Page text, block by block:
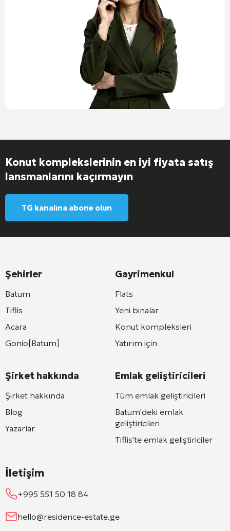
Konut komplekslerinin en iyi fiyata satış
lansmanlarını kaçırmayın
TG kanalına abone olun
Şehirler
Batum
Tiflis
Acara
Gonio[Batum]
Şirket hakkında
Şirket hakkında
Blog
Yazarlar
Gayrimenkul
Flats
Yeni binalar
Konut kompleksleri
Yatırım için
Emlak geliştiricileri
Tüm emlak geliştiricileri
Batum'deki emlak
geliştiricileri
Tiflis'te emlak geliştiriciler
İletişim
+995 551 50 18 84
hello@residence-estate.ge